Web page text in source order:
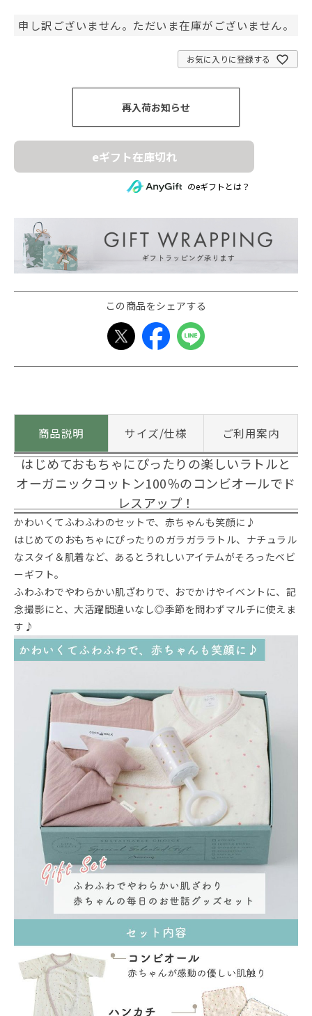
申し訳ございません。ただいま在庫がございません。
お気に入りに登録する
再入荷お知らせ
eギフト在庫切れ
のeギフトとは？
この商品をシェアする
商品説明 サイズ/仕様 ご利用案内
はじめておもちゃにぴったりの楽しいラトルと
オーガニックコットン100％のコンビオールでド
レスアップ！
かわいくてふわふわのセットで、赤ちゃんも笑顔に♪
はじめてのおもちゃにぴったりのガラガララトル、ナチュラル
なスタイ＆肌着など、あるとうれしいアイテムがそろったベビ
ーギフト。
ふわふわでやわらかい肌ざわりで、おでかけやイベントに、記
念撮影にと、大活躍間違いなし◎季節を問わずマルチに使えま
す♪